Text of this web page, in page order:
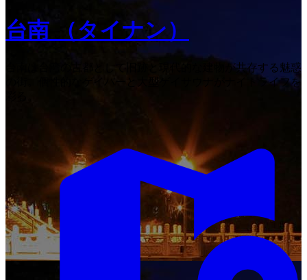
台南 （タイナン）
台南は台湾の古都として旧跡と現代的な建物が共存する魅惑
の街。個性的なゲイバーと大型ゲイサウナがナイトライフを